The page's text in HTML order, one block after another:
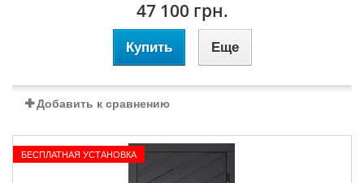
47 100 грн.
Купить Еще
Добавить к сравнению
БЕСПЛАТНАЯ УСТАНОВКА